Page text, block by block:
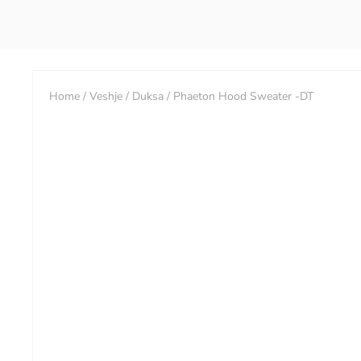
Home / Veshje / Duksa / Phaeton Hood Sweater -DT